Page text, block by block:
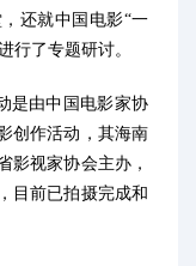
还就中国电影“一
行了专题研讨。
由中国电影家协
创作活动，其海南
影视家协会主办，
目前已拍摄完成和